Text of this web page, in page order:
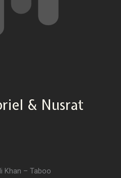
& Nusrat
Khan – Taboo